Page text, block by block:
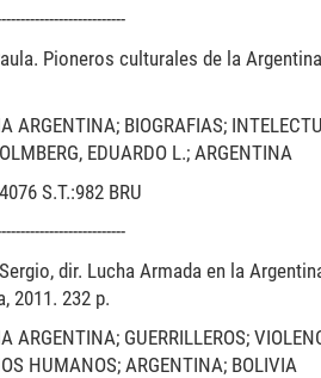
Pioneros culturales de la
ARGENTINA; BIOGRAFIAS;
EDUARDO L.; ARGENTINA
S.T.:982 BRU
dir. Lucha Armada en la
2011. 232 p.
ARGENTINA; GUERRILLEROS;
HUMANOS; ARGENTINA; BOLIVIA